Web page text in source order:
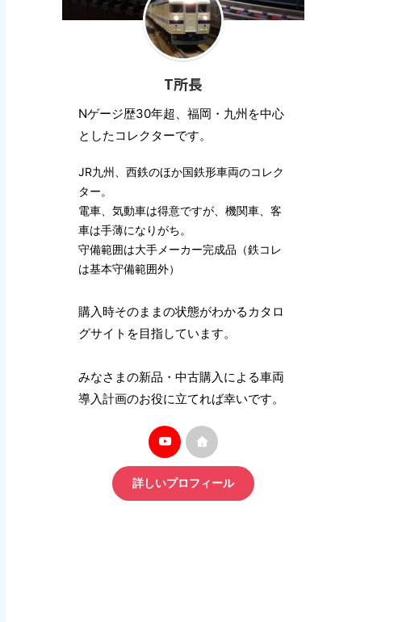
T所長
Nゲージ歴30年超、福岡・九州を中心
としたコレクターです。
JR九州、西鉄のほか国鉄形車両のコレク
ター。
電車、気動車は得意ですが、機関車、客
車は手薄になりがち。
守備範囲は大手メーカー完成品（鉄コレ
は基本守備範囲外）
購入時そのままの状態がわかるカタロ
グサイトを目指しています。
みなさまの新品・中古購入による車両
導入計画のお役に立てれば幸いです。
詳しいプロフィール